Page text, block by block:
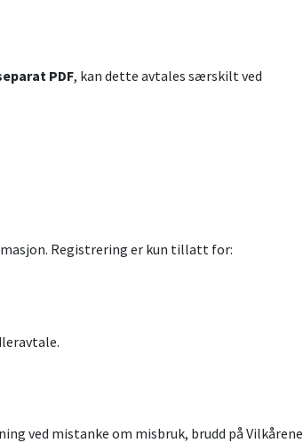
PDF, kan dette avtales særskilt ved
Registrering er kun tillatt for:
ved mistanke om misbruk, brudd på Vilkårene